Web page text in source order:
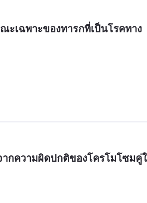
ะเฉพาะของทารกที่เป็นโรคทาง
กความผิดปกติของโครโมโซมคู่